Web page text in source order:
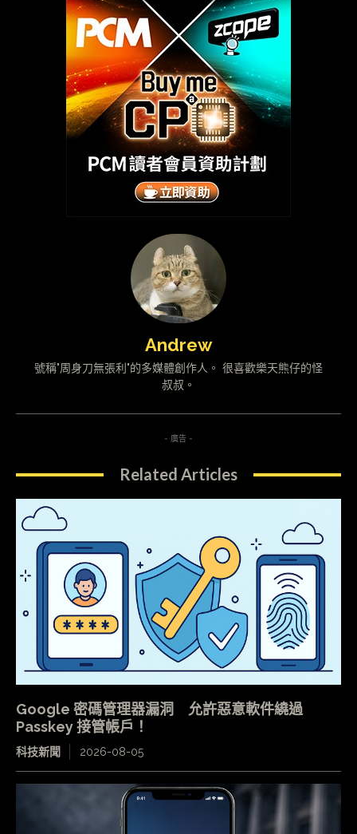
Andrew
號稱"周身刀無張利"的多媒體創作人。 很喜歡樂天熊仔的怪
叔叔。
- 廣告 -
Related Articles
Google 密碼管理器漏洞 允許惡意軟件繞過
Passkey 接管帳戶！
科技新聞 2026-08-05